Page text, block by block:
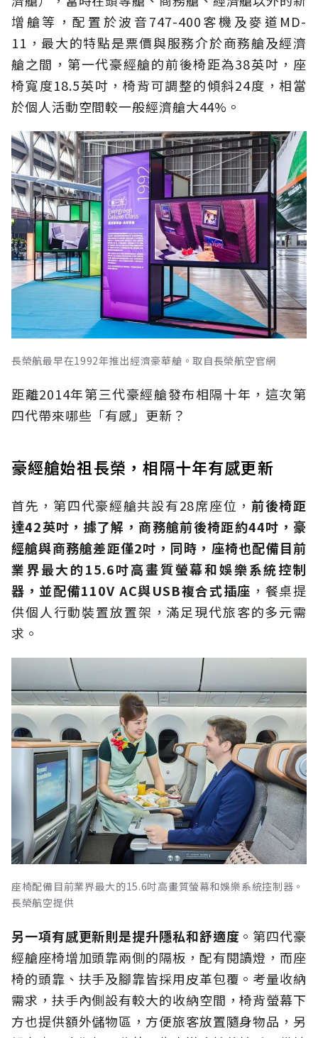
增艙等，配置於波音747-400客機及麥道MD-
11，最大的特點是票價與服務介於商務艙及經濟
艙之間，第一代豪經艙的前後椅距為38英吋，座
椅寬度18.5英吋，椅背可調整的傾斜24度，相當
於個人活動空間較一般經濟艙大44%。
長榮航最早在1992年推出經濟豪華艙。取自長榮航空官網
距離2014年第三代豪經艙發布相隔十年，這次第
四代帶來哪些「有感」更新？
豪經艙始祖長榮，相隔十年有感更新
首先，第四代豪經艙共設有28席座位， 前後椅距
達42英吋，據了解，商務艙前後椅距約44吋，豪
經艙與商務艙差距僅2吋，同時，座椅也配備目前
業界最大的15.6吋高畫質螢幕和娛樂系統控制
器，並配備110V AC與USB複合式插座 ，餐桌提
供個人行動裝置放置架，滿足現代旅客的多元需
求。
座椅配備目前業界最大的15.6吋高畫質螢幕和娛樂系統控制器。
長榮航空提供
另一項有感更新則是提升隱私和舒適度 。第四代豪
經艙座椅增加頭靠兩側的隔板，配有閱讀燈，而座
椅的頭靠、扶手及腳靠皆採用皮革包覆。考量收納
需求，扶手內側設有較大的收納空間，椅背螢幕下
方也提供額外儲物區，方便旅客放置隨身物品，另